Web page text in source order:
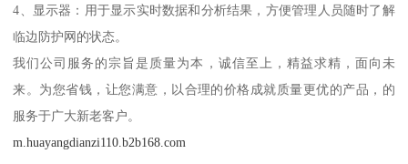
4、显示器：用于显示实时数据和分析结果，方便管理人员随时了解
临边防护网的状态。
我们公司服务的宗旨是质量为本，诚信至上，精益求精，面向未
来。为您省钱，让您满意，以合理的价格成就质量更优的产品，的
服务于广大新老客户。
m.huayangdianzi110.b2b168.com